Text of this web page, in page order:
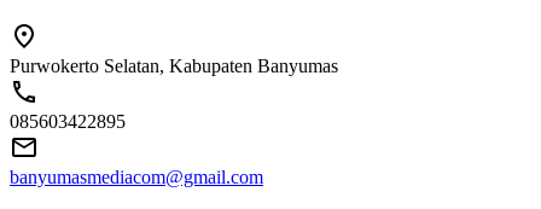
Purwokerto Selatan, Kabupaten Banyumas
085603422895
banyumasmediacom@gmail.com